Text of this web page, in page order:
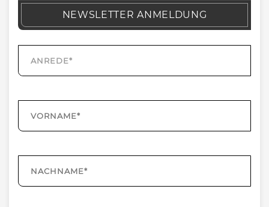
NEWSLETTER ANMELDUNG